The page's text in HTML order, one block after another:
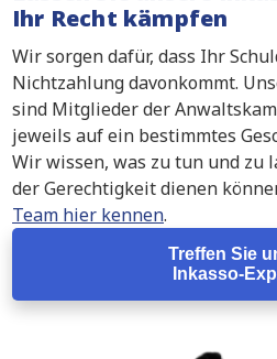
Ihr Recht kämpfen
Wir sorgen dafür, dass Ihr
Nichtzahlung davonkommt.
sind Mitglieder der
jeweils auf ein bestimmtes
Wir wissen, was zu tun und zu
der Gerechtigkeit dienen
Team hier kennen.
Treffen Sie
Inkasso-